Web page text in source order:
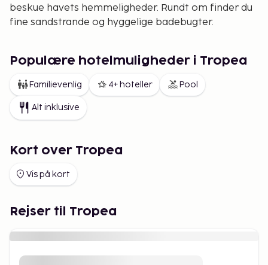
beskue havets hemmeligheder. Rundt om finder du
fine sandstrande og hyggelige badebugter.
Populære hotelmuligheder i Tropea
Familievenlig 4+ hoteller Pool
Alt inklusive
Kort over Tropea
Vis på kort
Rejser til Tropea